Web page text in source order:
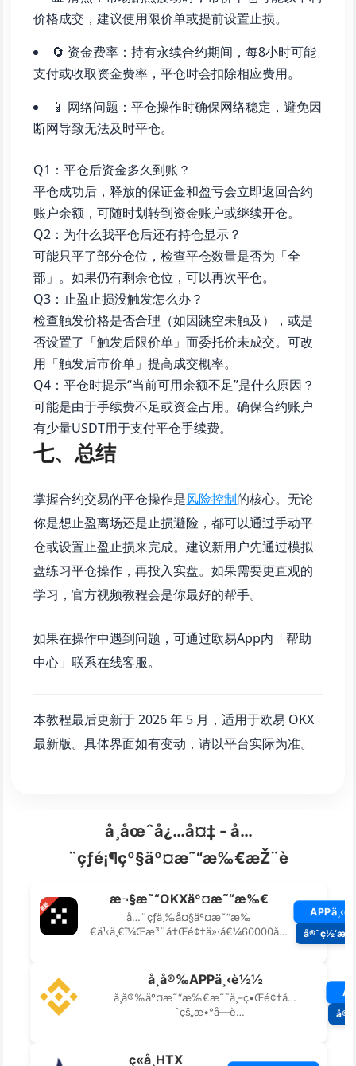
价格成交，建议使用限价单或提前设置止损。
🔄 资金费率：持有永续合约期间，每8小时可能
支付或收取资金费率，平仓时会扣除相应费用。
📱 网络问题：平仓操作时确保网络稳定，避免因
断网导致无法及时平仓。
Q1：平仓后资金多久到账？
平仓成功后，释放的保证金和盈亏会立即返回合约
账户余额，可随时划转到资金账户或继续开仓。
Q2：为什么我平仓后还有持仓显示？
可能只平了部分仓位，检查平仓数量是否为「全
部」。如果仍有剩余仓位，可以再次平仓。
Q3：止盈止损没触发怎么办？
检查触发价格是否合理（如因跳空未触及），或是
否设置了「触发后限价单」而委托价未成交。可改
用「触发后市价单」提高成交概率。
Q4：平仓时提示“当前可用余额不足”是什么原因？
可能是由于手续费不足或资金占用。确保合约账户
有少量USDT用于支付平仓手续费。
七、总结
掌握合约交易的平仓操作是风险控制的核心。无论
你是想止盈离场还是止损避险，都可以通过手动平
仓或设置止盈止损来完成。建议新用户先通过模拟
盘练习平仓操作，再投入实盘。如果需要更直观的
学习，官方视频教程会是你最好的帮手。
如果在操作中遇到问题，可通过欧易App内「帮助
中心」联系在线客服。
本教程最后更新于 2026 年 5 月，适用于欧易 OKX
最新版。具体界面如有变动，请以平台实际为准。